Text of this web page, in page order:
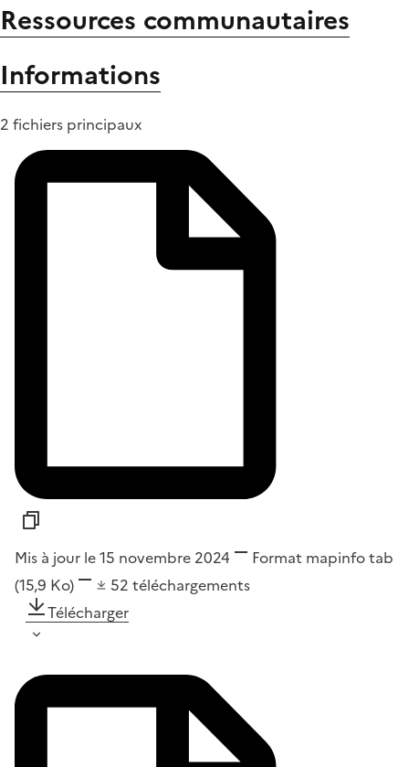
Ressources communautaires
Informations
2 fichiers principaux
Mis à jour le 15 novembre 2024 Format mapinfo tab
(15,9 Ko)
52 téléchargements
Télécharger